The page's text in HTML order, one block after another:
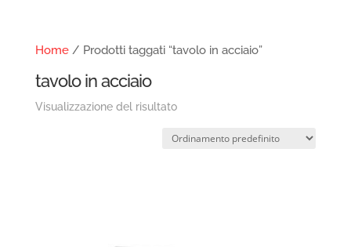
Home/ Prodotti taggati “tavolo in acciaio”
tavolo in acciaio
Visualizzazione del risultato